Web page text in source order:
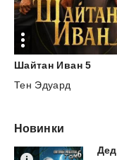
Шайтан Иван 5
Тен Эдуард
Новинки
Дед